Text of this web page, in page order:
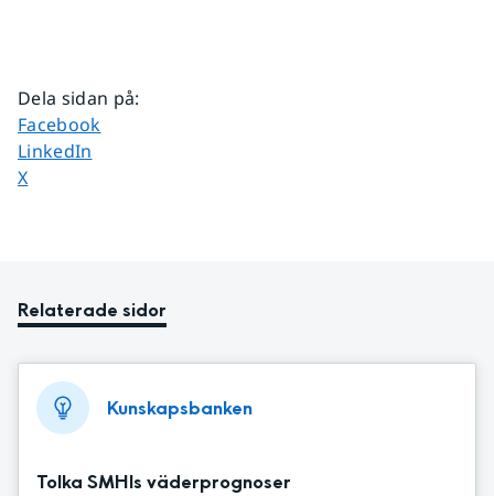
Dela sidan på:
Dela sidan på
Facebook
Dela sidan på
LinkedIn
Dela sidan på
X
Relaterade sidor
Kunskapsbanken
Tolka SMHIs väderprognoser